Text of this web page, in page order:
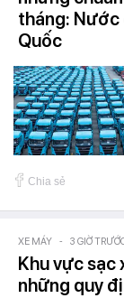
tháng: Nước
Quốc
Chia sẻ
XE MÁY - 3 GIỜ
Khu vực sạc
những quy